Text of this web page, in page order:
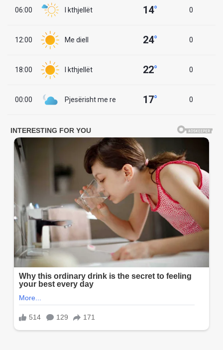
06:00 I kthjellët 14° 0
12:00 Me diell 24° 0
18:00 I kthjellët 22° 0
00:00 Pjesërisht me re 17° 0